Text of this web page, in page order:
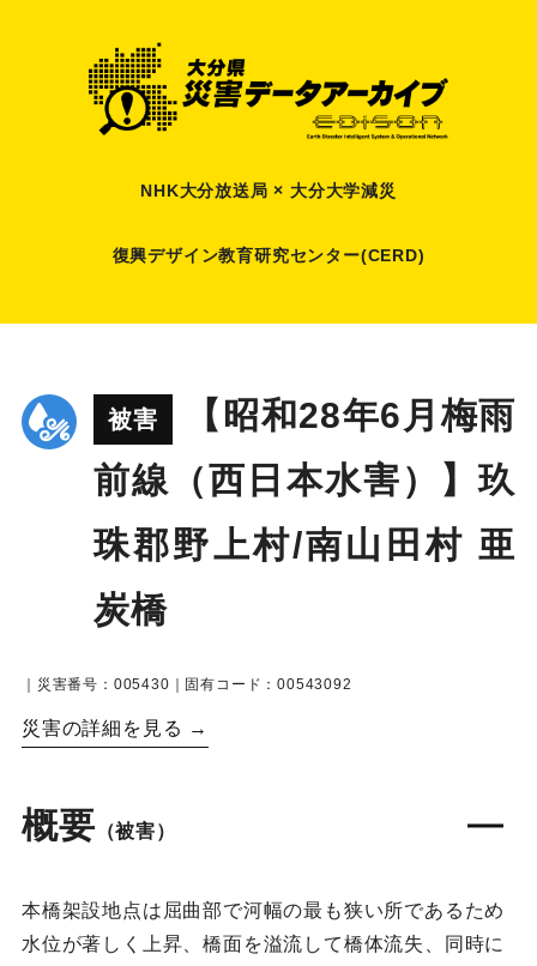
NHK大分放送局 × 大分大学減災
復興デザイン教育研究センター(CERD)
被害
【昭和28年6月梅雨
前線（西日本水害）】玖
珠郡野上村/南山田村 亜
炭橋
｜災害番号：005430｜固有コード：00543092
災害の詳細を見る →
概要 （被害）
本橋架設地点は屈曲部で河幅の最も狭い所であるため
水位が著しく上昇、橋面を溢流して橋体流失、同時に